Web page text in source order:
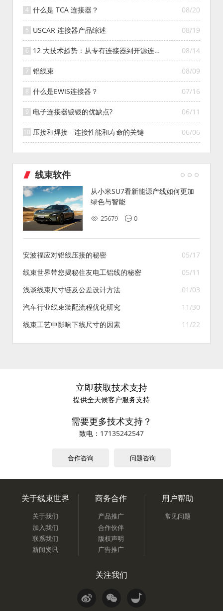
08/20
什么是 TCA 连接器？
08/19
USCAR 连接器产品综述
08/14
12 大技术趋势：从专有连接器到开源连接
器的演变
08/09
铝线束
07/16
什么是EWIS连接器？
06/11
电子连接器镀银的优缺点?
06/06
压接和焊接 - 连接性能和寿命的关键
线束软件
从小米SU7看新能源产线如何更加
绿色与智能
25679 0
05/17
安波福应对铝线压接的秘密
05/11
线束世界带您揭秘住友电工铝线的秘密
01/03
浅谈线束尺寸链及公差设计方法
11/30
汽车行业线束装配流程优化研究
11/22
线束工艺中影响下线尺寸的因素
立即获取技术支持
提供全天候客户服务支持
需要更多技术支持？
致电： 17135242547
合作咨询 问题咨询
关于线束世界
关于我们
加入我们
联系我们
新闻资讯
商务合作
产品推广
合作伙伴
版权声明
广告推广
用户帮助
常见问题
关注我们